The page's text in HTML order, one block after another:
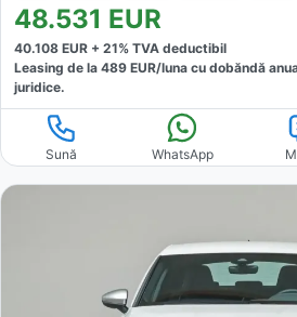
48.531 EUR
40.108 EUR + 21% TVA deductibil
Leasing de la 489 EUR/luna cu dobăndă
juridice.
Sună WhatsApp